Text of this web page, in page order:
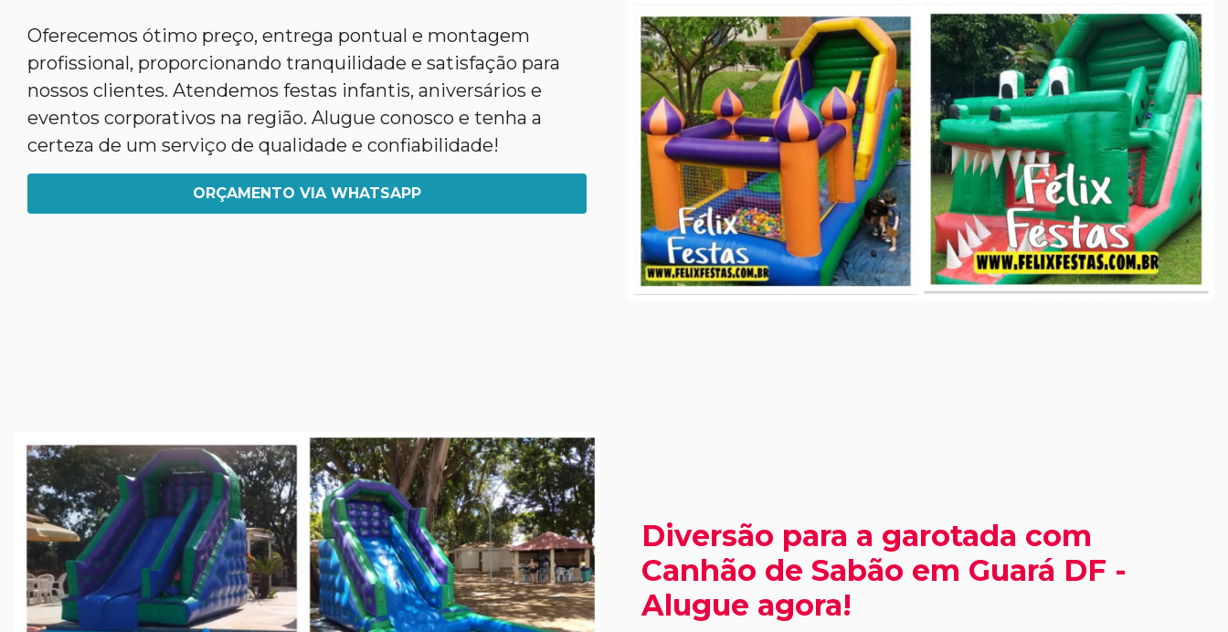
Oferecemos ótimo preço, entrega pontual e montagem
profissional, proporcionando tranquilidade e satisfação para
nossos clientes. Atendemos festas infantis, aniversários e
eventos corporativos na região. Alugue conosco e tenha a
certeza de um serviço de qualidade e confiabilidade!
ORÇAMENTO VIA WHATSAPP
Diversão para a garotada com
Canhão de Sabão em Guará DF -
Alugue agora!